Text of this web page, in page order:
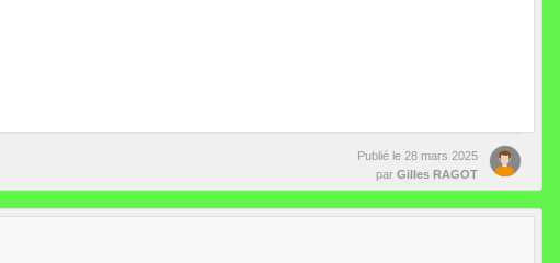
Publié le 28 mars 2025
par Gilles RAGOT